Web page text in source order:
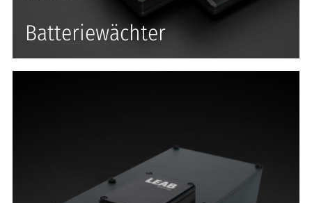
Batteriewächter